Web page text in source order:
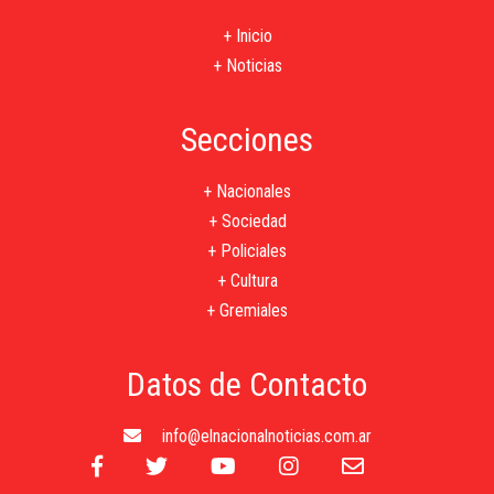
+ Inicio
+ Noticias
Secciones
+ Nacionales
+ Sociedad
+ Policiales
+ Cultura
+ Gremiales
Datos de Contacto
info@elnacionalnoticias.com.ar